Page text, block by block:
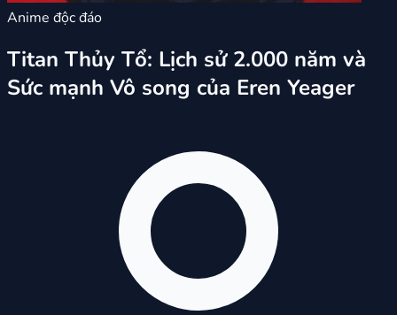
Anime độc đáo
Titan Thủy Tổ: Lịch sử 2.000 năm và
Sức mạnh Vô song của Eren Yeager